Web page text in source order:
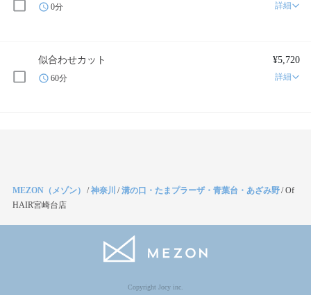
0分 詳細
似合わせカット ¥5,720
60分 詳細
MEZON（メゾン） /神奈川 /溝の口・たまプラーザ・青葉台・あざみ野/Of
HAIR宮崎台店
Copyright Jocy inc.